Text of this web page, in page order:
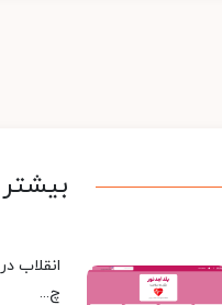
بیشتر
انقلاب
چ...